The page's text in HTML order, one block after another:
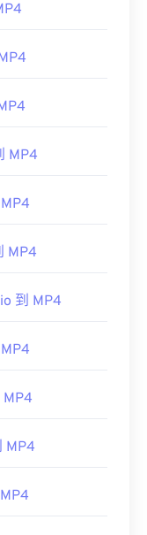
products/
Player 中開
開啟這種檔案類
作業系統不相
播放器
4
MP4
MP4
到 MP4
MP4
MP4